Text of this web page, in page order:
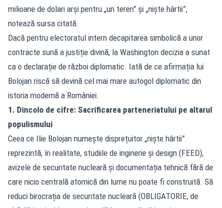
milioane de dolari arși pentru „un teren” și „niște hârtii”,
notează sursa citată.
Dacă pentru electoratul intern decapitarea simbolică a unor
contracte sună a justiție divină, la Washington decizia a sunat
ca o declarație de război diplomatic. Iată de ce afirmația lui
Bolojan riscă să devină cel mai mare autogol diplomatic din
istoria modernă a României.
1. Dincolo de cifre: Sacrificarea parteneriatului pe altarul
populismului
Ceea ce Ilie Bolojan numește disprețuitor „niște hârtii”
reprezintă, în realitate, studiile de inginerie și design (FEED),
avizele de securitate nucleară și documentația tehnică fără de
care nicio centrală atomică din lume nu poate fi construită. Să
reduci birocrația de securitate nucleară (OBLIGATORIE, de